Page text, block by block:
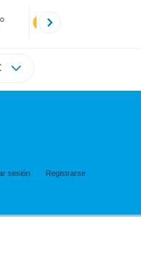
sesión Registrarse